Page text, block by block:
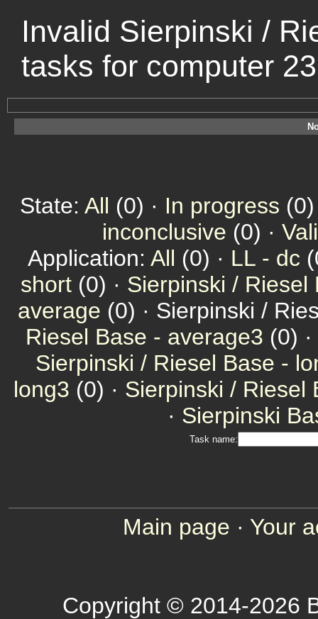
Invalid Sierpinski /
tasks for computer
State: All (0) · In progress
inconclusive (0) ·
Application: All (0) · LL - dc
short (0) · Sierpinski / Riesel
average (0) · Sierpinski /
Riesel Base - average3 (0) ·
Sierpinski / Riesel Base -
long3 (0) · Sierpinski / Riesel
· Sierpinski
Task name:
Main page · Your
Copyright © 2014-2026